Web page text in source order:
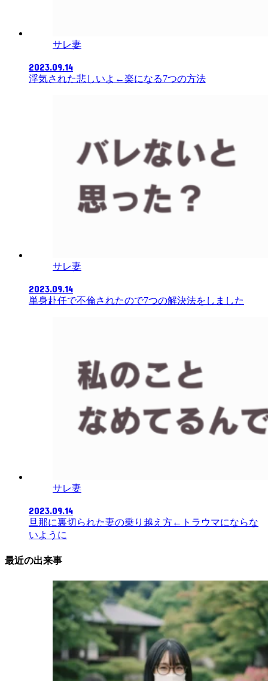
サレ妻
2023.09.14
浮気された悲しいよ←楽になる7つの方法
サレ妻
2023.09.14
単身赴任で不倫されたので7つの解決法をしました
サレ妻
2023.09.14
旦那に裏切られた妻の乗り越え方←トラウマにならな
いように
最近の出来事